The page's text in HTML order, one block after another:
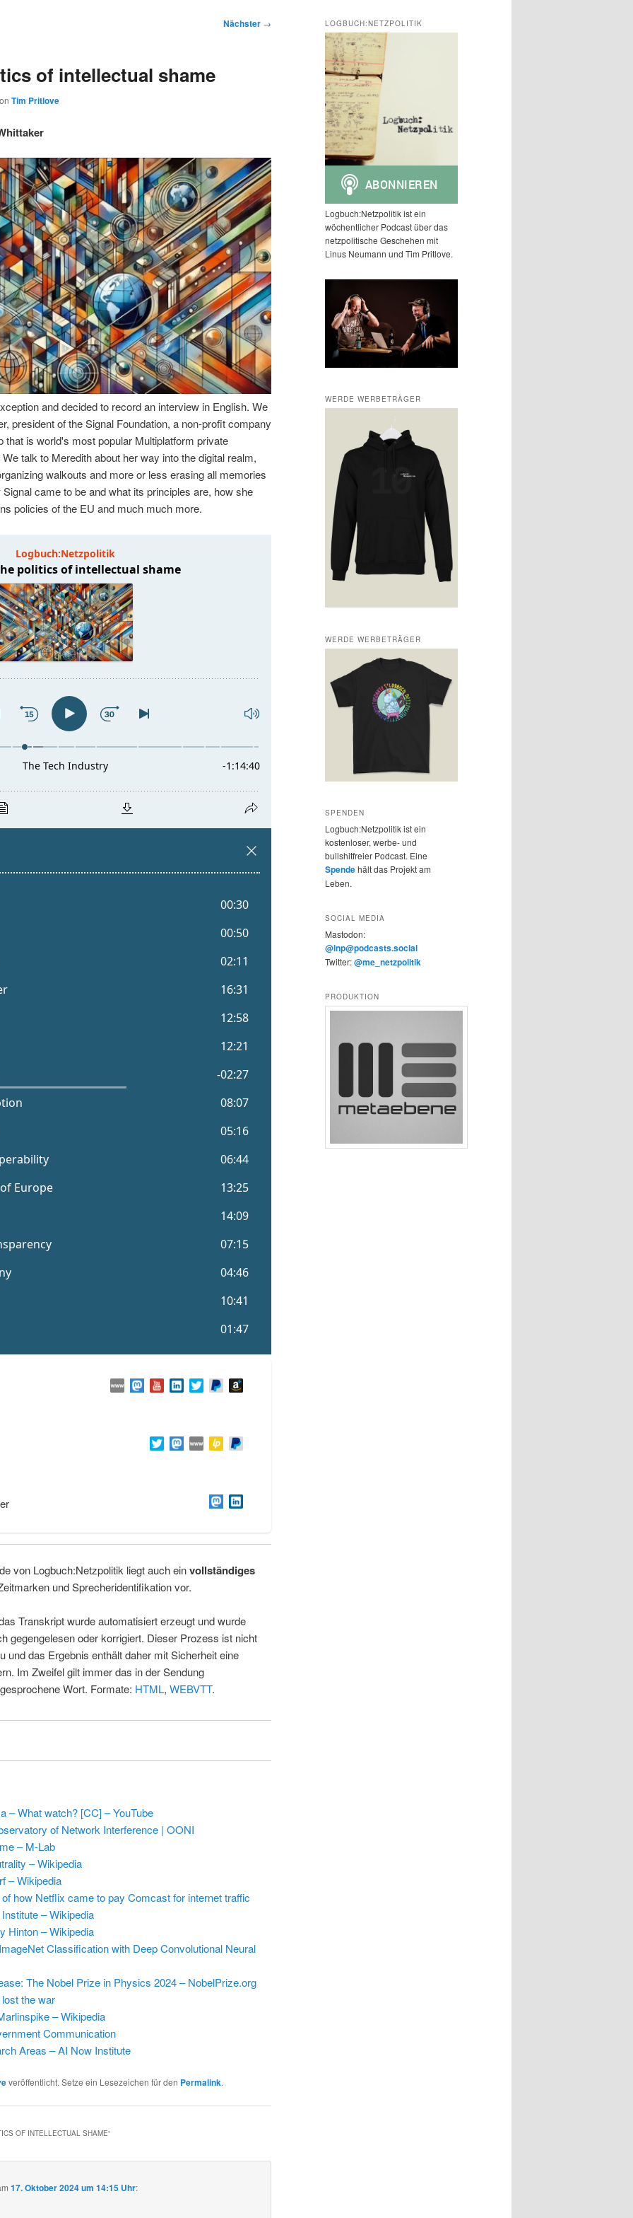
Nächster →
of intellectual shame
Tim Pritlove
and decided to record an interview in English. We
president of the Signal Foundation, a non-profit company
that is world's most popular Multiplatform private
talk to Meredith about her way into the digital realm,
walkouts and more or less erasing all memories
came to be and what its principles are, how she
policies of the EU and much much more.
von Logbuch:Netzpolitik liegt auch einvollständiges
und Sprecheridentifikation vor.
Transkript wurde automatisiert erzeugt und wurde
gegengelesen oder korrigiert. Dieser Prozess ist nicht
und das Ergebnis enthält daher mit Sicherheit eine
Im Zweifel gilt immer das in der Sendung
Wort. Formate: HTML, WEBVTT.
– What watch? [CC] – YouTube
of Network Interference | OONI
– M-Lab
– Wikipedia
– Wikipedia
how Netflix came to pay Comcast for internet traffic
– Wikipedia
Hinton – Wikipedia
ImageNet Classification with Deep Convolutional Neural
The Nobel Prize in Physics 2024 – NobelPrize.org
the war
– Wikipedia
Communication
Areas – AI Now Institute
veröffentlicht. Setze ein Lesezeichen für den Permalink.
OF INTELLECTUAL SHAME“
17. Oktober 2024 um 14:15 Uhr:
LOGBUCH:NETZPOLITIK
Logbuch:Netzpolitik ist ein
wöchentlicher Podcast über das
netzpolitische Geschehen mit
Linus Neumann und Tim Pritlove.
WERDE WERBETRÄGER
WERDE WERBETRÄGER
SPENDEN
Logbuch:Netzpolitik ist ein
kostenloser, werbe- und
bullshitfreier Podcast. Eine
Spendehält das Projekt am
Leben.
SOCIAL MEDIA
Mastodon:
@lnp@podcasts.social
Twitter:@me_netzpolitik
PRODUKTION